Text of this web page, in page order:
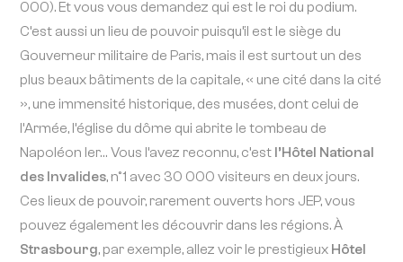
000). Et vous vous demandez qui est le roi du podium.
C’est aussi un lieu de pouvoir puisqu’il est le siège du
Gouverneur militaire de Paris, mais il est surtout un des
plus beaux bâtiments de la capitale, « une cité dans la cité
», une immensité historique, des musées, dont celui de
l’Armée, l’église du dôme qui abrite le tombeau de
Napoléon Ier… Vous l’avez reconnu, c’est l’Hôtel National
des Invalides, n°1 avec 30 000 visiteurs en deux jours.
Ces lieux de pouvoir, rarement ouverts hors JEP, vous
pouvez également les découvrir dans les régions. À
Strasbourg, par exemple, allez voir le prestigieux Hôtel